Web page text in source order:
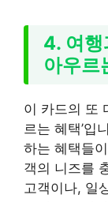
4. 여행
아우르
이 카드의 또
르는 혜택’입
하는 혜택들
객의 니즈를
고객이나, 일